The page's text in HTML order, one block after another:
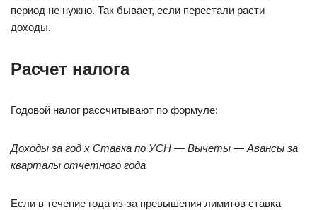
период не нужно. Так бывает, если перестали расти
доходы.
Расчет налога
Годовой налог рассчитывают по формуле:
Доходы за год х Ставка по УСН — Вычеты — Авансы за
кварталы отчетного года
Если в течение года из-за превышения лимитов ставка